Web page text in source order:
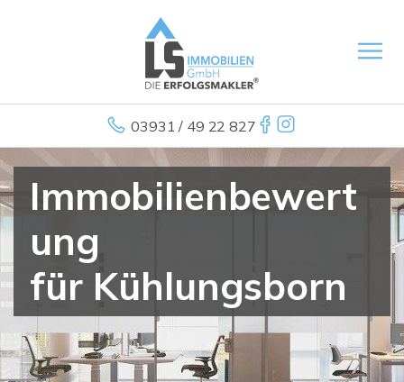
03931 / 49 22 827
Immobilienbewert
ung
für Kühlungsborn